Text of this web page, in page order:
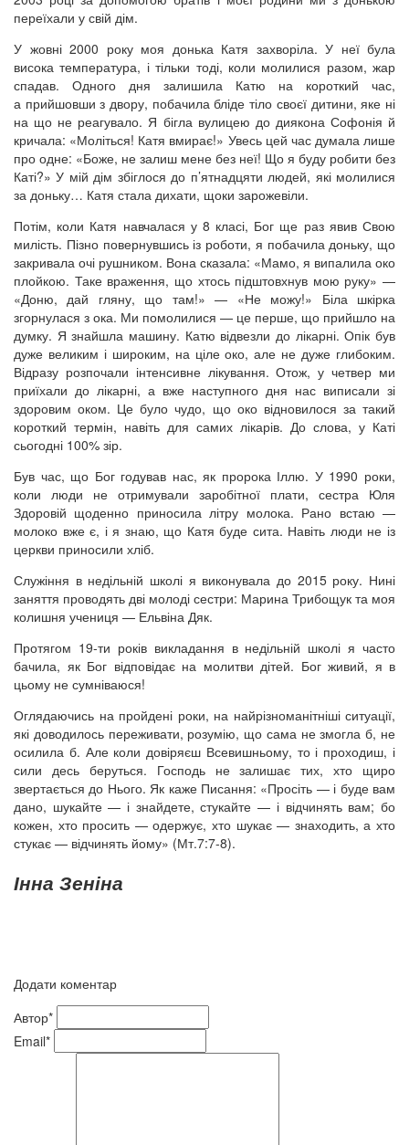
переїхали у свій дім.
У жовні 2000 року моя донька Катя захворіла. У неї була
висока температура, і тільки тоді, коли молилися разом, жар
спадав. Одного дня залишила Катю на короткий час,
а прийшовши з двору, побачила бліде тіло своєї дитини, яке ні
на що не реагувало. Я бігла вулицею до диякона Софонія й
кричала: «Моліться! Катя вмирає!» Увесь цей час думала лише
про одне: «Боже, не залиш мене без неї! Що я буду робити без
Каті?» У мій дім збіглося до п’ятнадцяти людей, які молилися
за доньку… Катя стала дихати, щоки зарожевіли.
Потім, коли Катя навчалася у 8 класі, Бог ще раз явив Свою
милість. Пізно повернувшись із роботи, я побачила доньку, що
закривала очі рушником. Вона сказала: «Мамо, я випалила око
плойкою. Таке враження, що хтось підштовхнув мою руку» —
«Доню, дай гляну, що там!» — «Не можу!» Біла шкірка
згорнулася з ока. Ми помолилися — це перше, що прийшло на
думку. Я знайшла машину. Катю відвезли до лікарні. Опік був
дуже великим і широким, на ціле око, але не дуже глибоким.
Відразу розпочали інтенсивне лікування. Отож, у четвер ми
приїхали до лікарні, а вже наступного дня нас виписали зі
здоровим оком. Це було чудо, що око відновилося за такий
короткий термін, навіть для самих лікарів. До слова, у Каті
сьогодні 100% зір.
Був час, що Бог годував нас, як пророка Іллю. У 1990 роки,
коли люди не отримували заробітної плати, сестра Юля
Здоровій щоденно приносила літру молока. Рано встаю —
молоко вже є, і я знаю, що Катя буде сита. Навіть люди не із
церкви приносили хліб.
Служіння в недільній школі я виконувала до 2015 року. Нині
заняття проводять дві молоді сестри: Марина Трибощук та моя
колишня учениця — Ельвіна Дяк.
Протягом 19-ти років викладання в недільній школі я часто
бачила, як Бог відповідає на молитви дітей. Бог живий, я в
цьому не сумніваюся!
Оглядаючись на пройдені роки, на найрізноманітніші ситуації,
які доводилось переживати, розумію, що сама не змогла б, не
осилила б. Але коли довіряєш Всевишньому, то і проходиш, і
сили десь беруться. Господь не залишає тих, хто щиро
звертається до Нього. Як каже Писання: «Просіть — і буде вам
дано, шукайте — і знайдете, стукайте — і відчинять вам; бо
кожен, хто просить — одержує, хто шукає — знаходить, а хто
стукає — відчинять йому» (Мт.7:7-8).
Інна Зеніна
Додати коментар
Автор*
Email*